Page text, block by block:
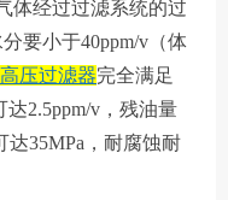
体经过过滤系统的过
要小于40ppm/v（体
压过滤器完全满足
2.5ppm/v，残油量
达35MPa，耐腐蚀耐